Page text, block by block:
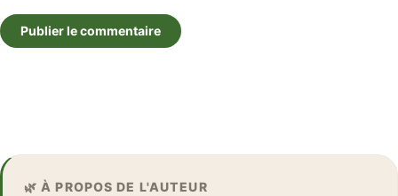
Publier le commentaire
🌿 À PROPOS DE L'AUTEUR